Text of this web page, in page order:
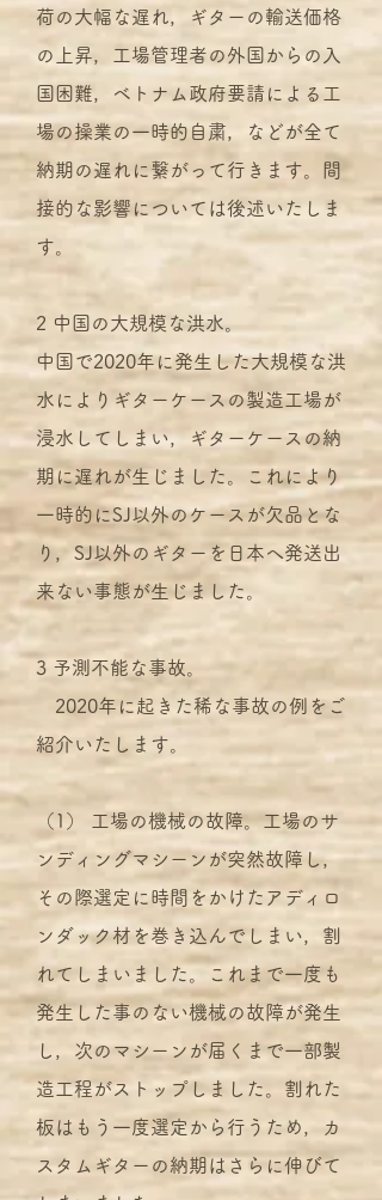
荷の大幅な遅れ，ギターの輸送価格
の上昇，工場管理者の外国からの入
国困難，ベトナム政府要請による工
場の操業の一時的自粛，などが全て
納期の遅れに繋がって行きます。間
接的な影響については後述いたしま
す。
2 中国の大規模な洪水。
中国で2020年に発生した大規模な洪
水によりギターケースの製造工場が
浸水してしまい，ギターケースの納
期に遅れが生じました。これにより
一時的にSJ以外のケースが欠品とな
り，SJ以外のギターを日本へ発送出
来ない事態が生じました。
3 予測不能な事故。
2020年に起きた稀な事故の例をご
紹介いたします。
（1） 工場の機械の故障。工場のサ
ンディングマシーンが突然故障し，
その際選定に時間をかけたアディロ
ンダック材を巻き込んでしまい，割
れてしまいました。これまで一度も
発生した事のない機械の故障が発生
し，次のマシーンが届くまで一部製
造工程がストップしました。割れた
板はもう一度選定から行うため，カ
スタムギターの納期はさらに伸びて